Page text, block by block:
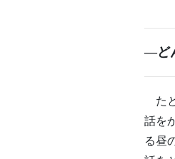
―ど
た
話を
る昼